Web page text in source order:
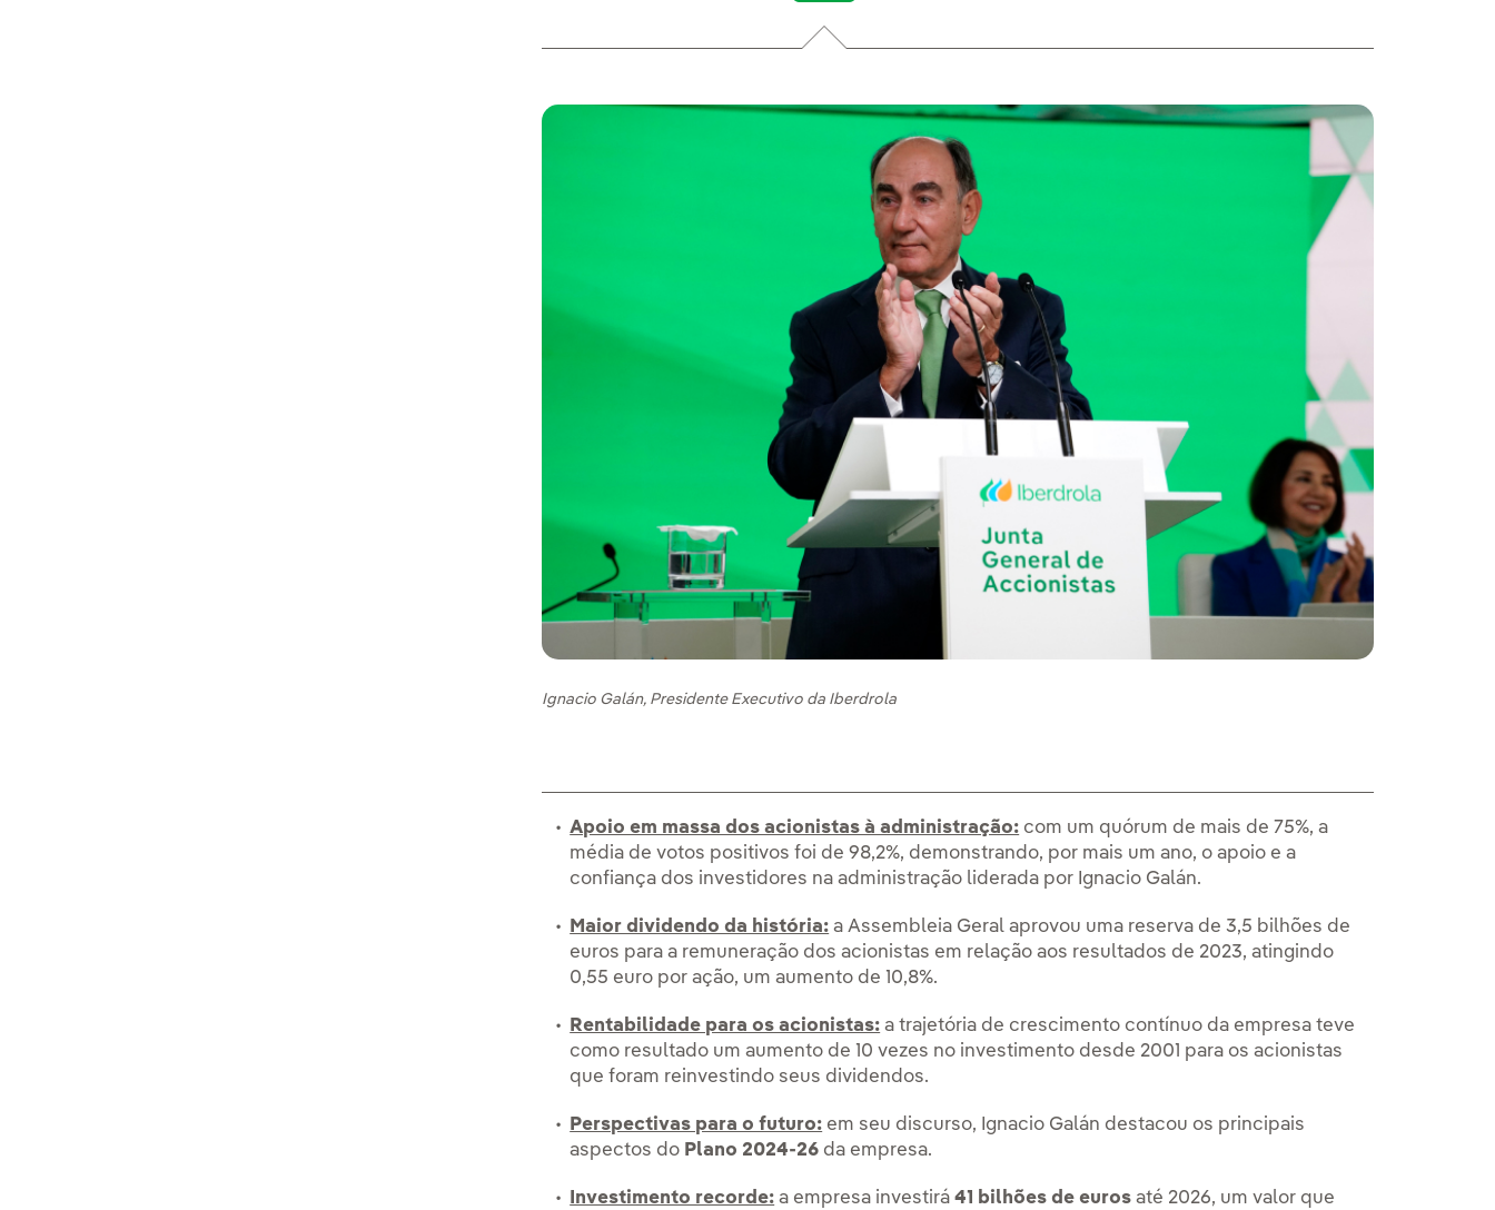
Ignacio Galán, Presidente Executivo da Iberdrola
Apoio em massa dos acionistas à administração: com um quórum de mais de 75%, a
média de votos positivos foi de 98,2%, demonstrando, por mais um ano, o apoio e a
confiança dos investidores na administração liderada por Ignacio Galán.
Maior dividendo da história: a Assembleia Geral aprovou uma reserva de 3,5 bilhões de
euros para a remuneração dos acionistas em relação aos resultados de 2023, atingindo
0,55 euro por ação, um aumento de 10,8%.
Rentabilidade para os acionistas: a trajetória de crescimento contínuo da empresa teve
como resultado um aumento de 10 vezes no investimento desde 2001 para os acionistas
que foram reinvestindo seus dividendos.
Perspectivas para o futuro: em seu discurso, Ignacio Galán destacou os principais
aspectos do Plano 2024-26 da empresa.
Investimento recorde: a empresa investirá41 bilhões de eurosaté 2026, um valor que